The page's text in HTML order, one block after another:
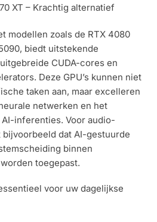
XT – Krachtig alternatief
modellen zoals de RTX 4080
biedt uitstekende
CUDA-cores en
Deze GPU’s kunnen niet
taken aan, maar excelleren
netwerken en het
inferenties. Voor audio-
dat AI-gestuurde
binnen
toegepast.
voor uw dagelijkse